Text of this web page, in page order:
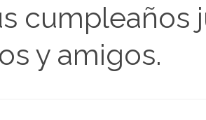
cumpleaños
y amigos.